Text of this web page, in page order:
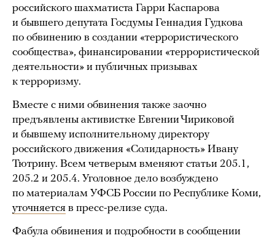
российского шахматиста Гарри Каспарова
и бывшего депутата Госдумы Геннадия Гудкова
по обвинению в создании «террористического
сообщества», финансировании «террористической
деятельности» и публичных призывах
к терроризму.
Вместе с ними обвинения также заочно
предъявлены активистке Евгении Чириковой
и бывшему исполнительному директору
российского движения «Солидарность» Ивану
Тютрину. Всем четверым вменяют статьи 205.1,
205.2 и 205.4. Уголовное дело возбуждено
по материалам УФСБ России по Республике Коми,
уточняется в пресс-релизе суда.
Фабула обвинения и подробности в сообщении